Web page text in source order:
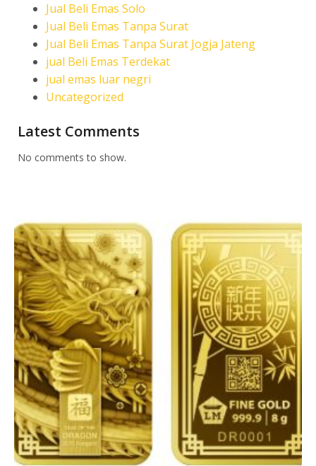
Jual Beli Emas Solo
Jual Beli Emas Tanpa Surat
Jual Beli Emas Tanpa Surat Jogja Jateng
jual Beli Emas Terdekat
jual emas luar negri
Uncategorized
Latest Comments
No comments to show.